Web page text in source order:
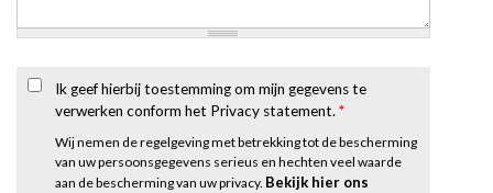
Ik geef hierbij toestemming om mijn gegevens te
verwerken conform het Privacy statement.*
Wij nemen de regelgeving met betrekking tot de bescherming
van uw persoonsgegevens serieus en hechten veel waarde
aan de bescherming van uw privacy. Bekijk hier ons